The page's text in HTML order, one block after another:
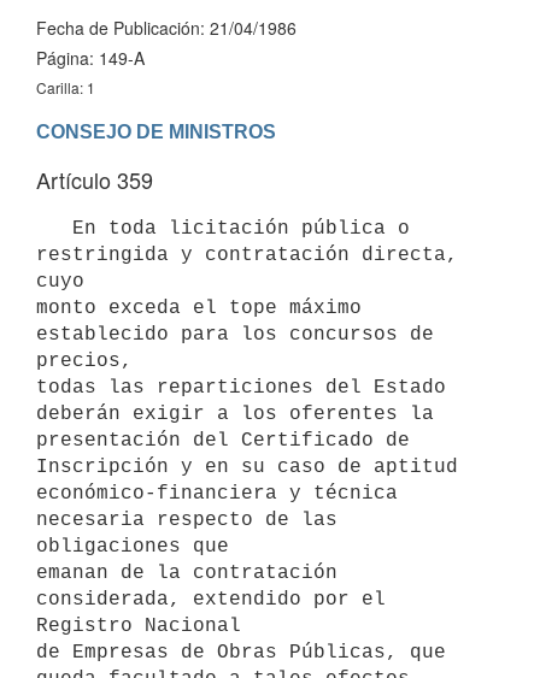
Fecha de Publicación: 21/04/1986
Página: 149-A
Carilla: 1
CONSEJO DE MINISTROS
Artículo 359
restringida y contratación directa,
cuyo
monto exceda el tope máximo
establecido para los concursos de
precios,
todas las reparticiones del Estado
deberán exigir a los oferentes la
presentación del Certificado de
Inscripción y en su caso de aptitud
económico-financiera y técnica
necesaria respecto de las
obligaciones que
emanan de la contratación
considerada, extendido por el
Registro Nacional
de Empresas de Obras Públicas, que